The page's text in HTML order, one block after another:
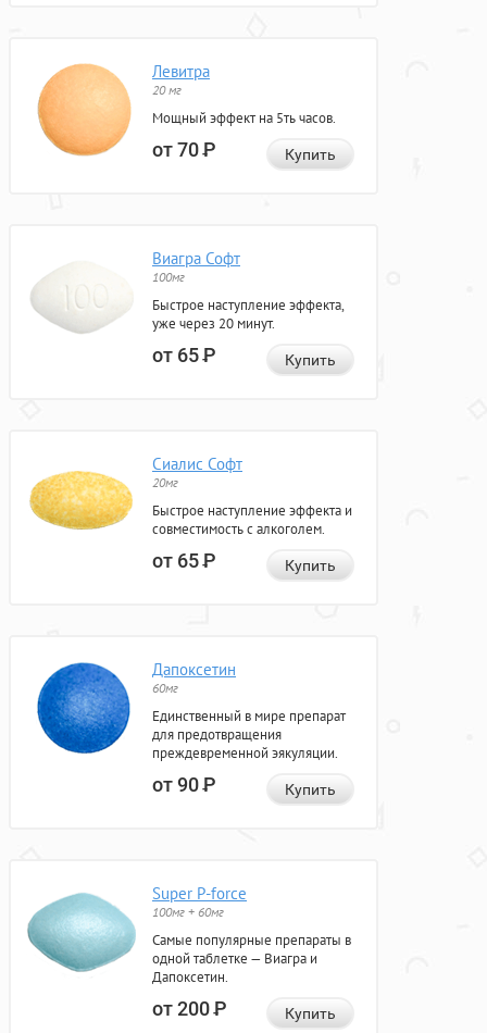
Левитра
20 мг
Мощный эффект на 5ть часов.
от 70Р Купить
Виагра Софт
100мг
Быстрое наступление эффекта,
уже через 20 минут.
от 65Р Купить
Сиалис Софт
20мг
Быстрое наступление эффекта и
совместимость с алкоголем.
от 65Р Купить
Дапоксетин
60мг
Единственный в мире препарат
для предотвращения
преждевременной эякуляции.
от 90Р Купить
Super P-force
100мг + 60мг
Самые популярные препараты в
одной таблетке — Виагра и
Дапоксетин.
от 200Р Купить